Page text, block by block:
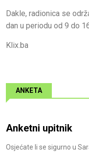
Dakle, radionica se
dan u periodu od 9 do
Klix.ba
ANKETA
Anketni upitnik
Osjećate li se sigurno u